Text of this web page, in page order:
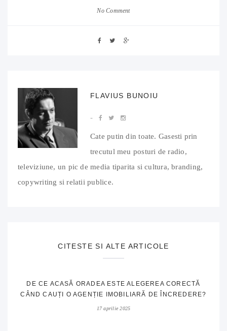
No Comment
FLAVIUS BUNOIU
Cate putin din toate. Gasesti prin
trecutul meu posturi de radio,
televiziune, un pic de media tiparita si cultura, branding,
copywriting si relatii publice.
CITESTE SI ALTE ARTICOLE
DE CE ACASĂ ORADEA ESTE ALEGEREA CORECTĂ
CÂND CAUȚI O AGENȚIE IMOBILIARĂ DE ÎNCREDERE?
17 aprilie 2025